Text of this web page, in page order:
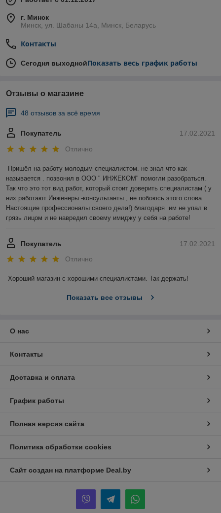
г. Минск
Минск, ул. Шабаны 14а, Минск, Беларусь
Контакты
Сегодня выходнойПоказать весь график работы
Отзывы о магазине
48 отзывов за всё время
17.02.2021
Покупатель
Отлично
Пришёл на работу молодым специалистом. не знал что как
называется . позвонил в ООО " ИНЖЕКОМ" помогли разобраться.
Так что это тот вид работ, который стоит доверить специалистам ( у
них работают Инженеры -консультанты , не побоюсь этого слова
Настоящие профессионалы своего дела!) благодаря  им не упал в
грязь лицом и не навредил своему имиджу у себя на работе!
17.02.2021
Покупатель
Отлично
Хороший магазин с хорошими специалистами. Так держать!
Показать все отзывы
О нас
Контакты
Доставка и оплата
График работы
Полная версия сайта
Политика обработки cookies
Сайт создан на платформе Deal.by